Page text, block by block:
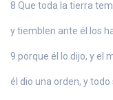
8 Que toda la tierra
y tiemblen ante él los
9 porque él lo dijo, y el
él dio una orden, y todo